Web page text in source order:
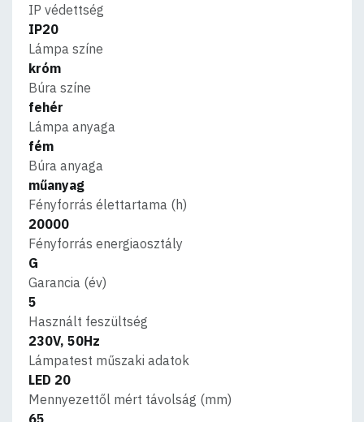
IP védettség
IP20
Lámpa színe
króm
Búra színe
fehér
Lámpa anyaga
fém
Búra anyaga
műanyag
Fényforrás élettartama (h)
20000
Fényforrás energiaosztály
G
Garancia (év)
5
Használt feszültség
230V, 50Hz
Lámpatest műszaki adatok
LED 20
Mennyezettől mért távolság (mm)
65